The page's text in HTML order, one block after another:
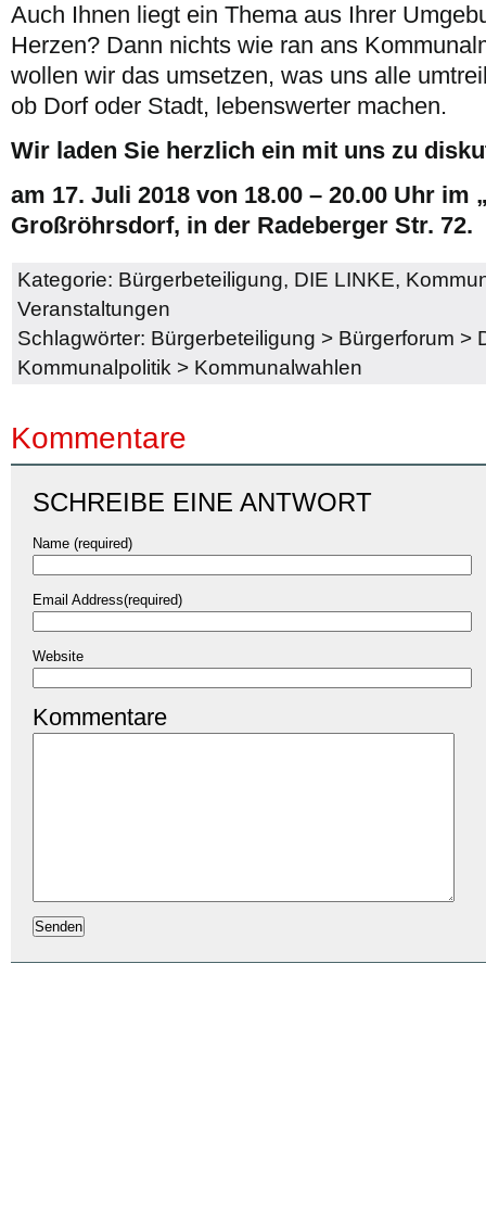
Auch Ihnen liegt ein Thema aus Ihrer
Herzen? Dann nichts wie ran ans
wollen wir das umsetzen, was uns alle
ob Dorf oder Stadt, lebenswerter machen.
Wir laden Sie herzlich ein mit uns zu
am 17. Juli 2018 von 18.00 – 20.00 Uhr im
Großröhrsdorf, in der Radeberger Str. 72.
Kategorie: Bürgerbeteiligung, DIE LINKE,
Veranstaltungen
Schlagwörter: Bürgerbeteiligung > Bürgerforum >
Kommunalpolitik > Kommunalwahlen
Kommentare
SCHREIBE EINE ANTWORT
Name (required)
Email Address(required)
Website
Kommentare